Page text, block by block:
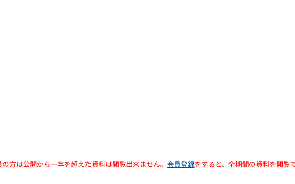
方は公開から一年を超えた資料は閲覧出来ません。 会員登録をすると、全期間の資料を閲覧